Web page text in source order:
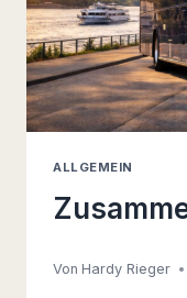
ALLGEMEIN
Von Hardy Rieger